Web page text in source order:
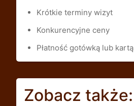
Krótkie terminy wizyt
Konkurencyjne ceny
Płatność gotówką lub kartą
Zobacz także: